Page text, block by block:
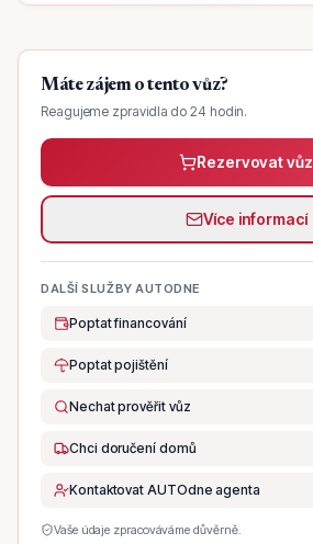
Máte zájem o tento vůz?
Reagujeme zpravidla do 24 hodin.
Rezervovat vůz
Více informací
DALŠÍ SLUŽBY AUTODNE
Poptat financování
Poptat pojištění
Nechat prověřit vůz
Chci doručení domů
Kontaktovat AUTOdne agenta
Vaše údaje zpracováváme důvěrně.